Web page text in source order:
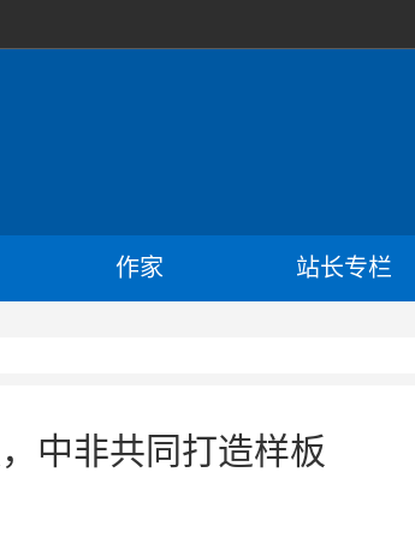
作家 站长专栏
中非共同打造样板